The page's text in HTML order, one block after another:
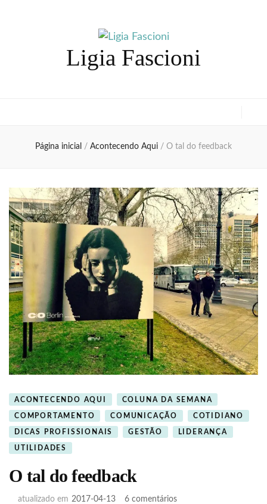
Ligia Fascioni
Página inicial / Acontecendo Aqui / O tal do feedback
ACONTECENDO AQUI COLUNA DA SEMANA
COMPORTAMENTO COMUNICAÇÃO COTIDIANO
DICAS PROFISSIONAIS GESTÃO LIDERANÇA
UTILIDADES
O tal do feedback
atualizado em 2017-04-13 6 comentáriosem